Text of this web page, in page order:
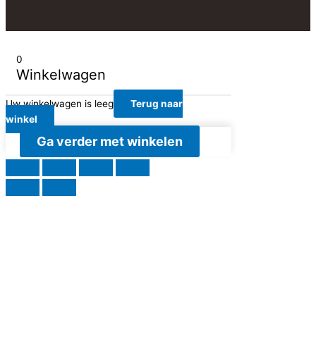
0
Winkelwagen
Uw winkelwagen is leeg
Terug naar
winkel
Ga verder met winkelen